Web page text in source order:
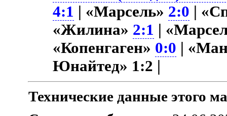
4:1 | «Марсель» 2:0 |
«Жилина» 2:1 |
«Копенгаген» 0:0 |
Юнайтед» 1:2 |
Технические данные этого